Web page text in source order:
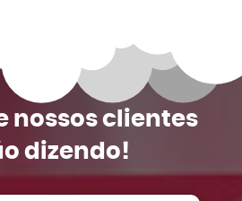
nossos clientes
dizendo!